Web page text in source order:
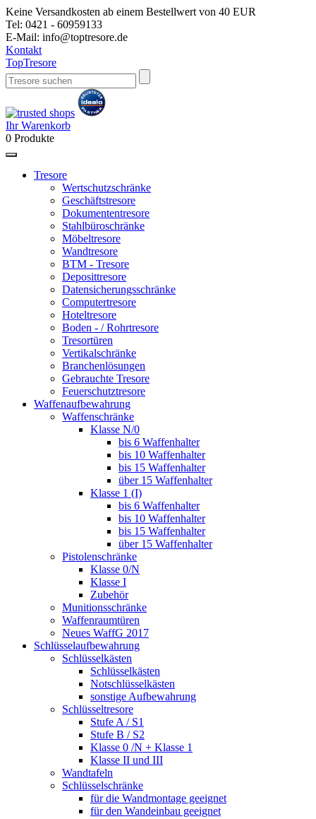
Keine Versandkosten ab einem Bestellwert von 40 EUR
Tel: 0421 - 60959133
E-Mail: info@toptresore.de
Kontakt
TopTresore
Ihr Warenkorb
0 Produkte
Tresore
Wertschutzschränke
Geschäftstresore
Dokumententresore
Stahlbüroschränke
Möbeltresore
Wandtresore
BTM - Tresore
Deposittresore
Datensicherungsschränke
Computertresore
Hoteltresore
Boden - / Rohrtresore
Tresortüren
Vertikalschränke
Branchenlösungen
Gebrauchte Tresore
Feuerschutztresore
Waffenaufbewahrung
Waffenschränke
Klasse N/0
bis 6 Waffenhalter
bis 10 Waffenhalter
bis 15 Waffenhalter
über 15 Waffenhalter
Klasse 1 (I)
bis 6 Waffenhalter
bis 10 Waffenhalter
bis 15 Waffenhalter
über 15 Waffenhalter
Pistolenschränke
Klasse 0/N
Klasse I
Zubehör
Munitionsschränke
Waffenraumtüren
Neues WaffG 2017
Schlüsselaufbewahrung
Schlüsselkästen
Schlüsselkästen
Notschlüsselkästen
sonstige Aufbewahrung
Schlüsseltresore
Stufe A / S1
Stufe B / S2
Klasse 0 /N + Klasse 1
Klasse II und III
Wandtafeln
Schlüsselschränke
für die Wandmontage geeignet
für den Wandeinbau geeignet